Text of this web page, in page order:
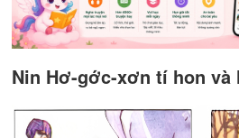
Nin Hơ-gớc-xơn tí hon và